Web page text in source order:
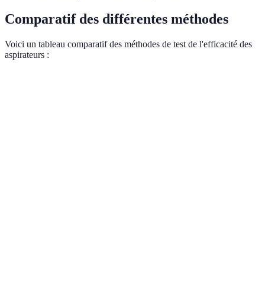
Comparatif des différentes méthodes
Voici un tableau comparatif des méthodes de test de l'efficacité des
aspirateurs :